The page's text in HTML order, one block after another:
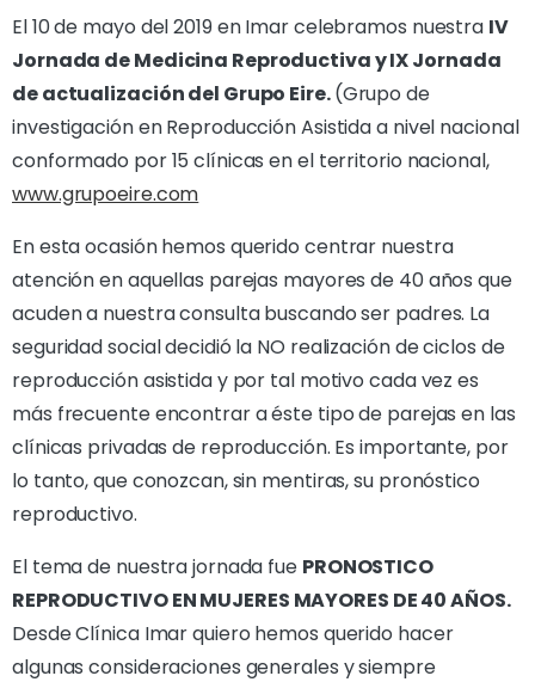
El 10 de mayo del 2019 en Imar celebramos nuestra IV
Jornada de Medicina Reproductiva y IX Jornada
de actualización del Grupo Eire.(Grupo de
investigación en Reproducción Asistida a nivel nacional
conformado por 15 clínicas en el territorio nacional,
www.grupoeire.com
En esta ocasión hemos querido centrar nuestra
atención en aquellas parejas mayores de 40 años que
acuden a nuestra consulta buscando ser padres. La
seguridad social decidió la NO realización de ciclos de
reproducción asistida y por tal motivo cada vez es
más frecuente encontrar a éste tipo de parejas en las
clínicas privadas de reproducción. Es importante, por
lo tanto, que conozcan, sin mentiras, su pronóstico
reproductivo.
El tema de nuestra jornada fue PRONOSTICO
REPRODUCTIVO EN MUJERES MAYORES DE 40 AÑOS.
Desde Clínica Imar quiero hemos querido hacer
algunas consideraciones generales y siempre